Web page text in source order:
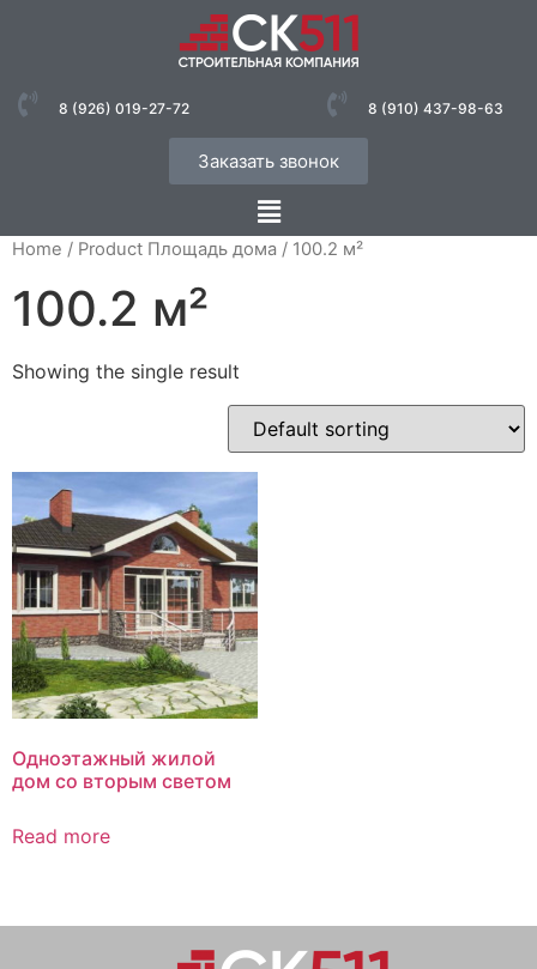
8 (926) 019-27-72 8 (910) 437-98-63
Заказать звонок
Home / Product Площадь дома / 100.2 м²
100.2 м²
Showing the single result
Одноэтажный жилой
дом со вторым светом
Read more